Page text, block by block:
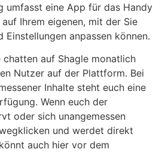
umfasst eine App für das Handy
Ihrem eigenen, mit der Sie
Einstellungen anpassen können.
chatten auf Shagle monatlich
Nutzer auf der Plattform. Bei
Inhalte steht euch eine
Wenn euch der
oder sich unangemessen
und werdet direkt
auch hier vor dem